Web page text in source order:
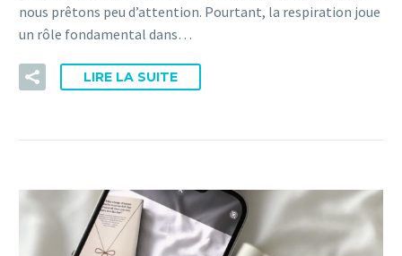
nous prêtons peu d’attention. Pourtant, la respiration joue
un rôle fondamental dans…
LIRE LA SUITE